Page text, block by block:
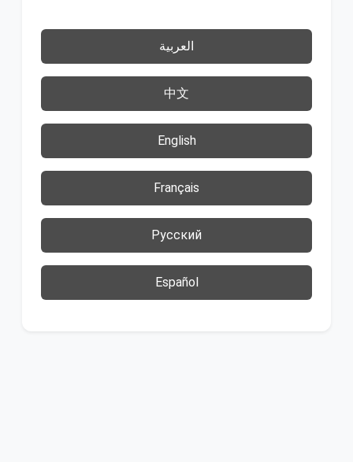
العربية
中文
English
Français
Русский
Español